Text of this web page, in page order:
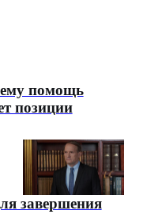
помощь
позиции
завершения